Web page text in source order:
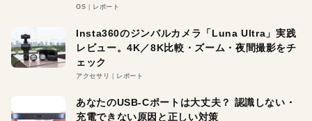
OS レポート
Insta360のジンバルカメラ「Luna Ultra」実践
レビュー。4K／8K比較・ズーム・夜間撮影をチ
ェック
アクセサリ レポート
あなたのUSB-Cポートは大丈夫？ 認識しない・
充電できない原因と正しい対策